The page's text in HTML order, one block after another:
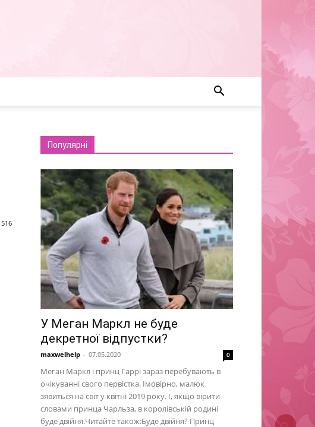
516
Популярні
У Меган Маркл не буде
декретної відпустки?
maxwelhelp - 07.05.2020 0
Меган Маркл і принц Гаррі зараз перебувають в
очікуванні свого первістка. Імовірно, малюк
зявиться на світ у квітні 2019 року. І, якщо вірити
словами принца Чарльза, в королівській родині
буде двійня.Читайте також:Буде двійня? Принц